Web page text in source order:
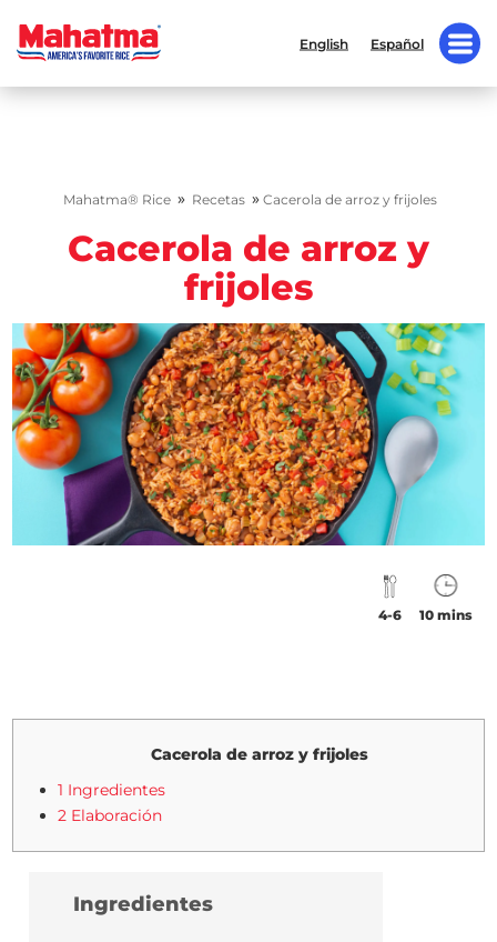
English Español
Mahatma® Rice » Recetas » Cacerola de arroz y frijoles
Cacerola de arroz y
frijoles
4-6 10 mins
Cacerola de arroz y frijoles
1 Ingredientes
2 Elaboración
Ingredientes